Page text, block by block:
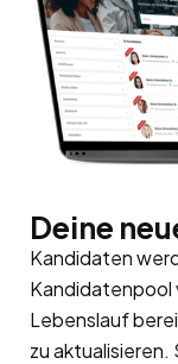
Deine
Kandidaten
Kandidatenpool
Lebenslauf
zu